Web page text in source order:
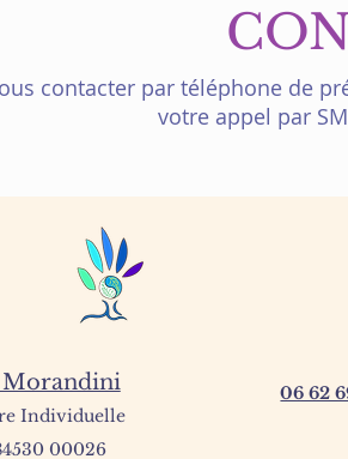
contacter par téléphone de
votre appel par
Morandini
e Individuelle
00026
06 62